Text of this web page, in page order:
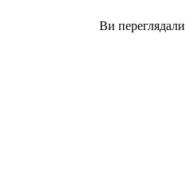
Ви переглядали